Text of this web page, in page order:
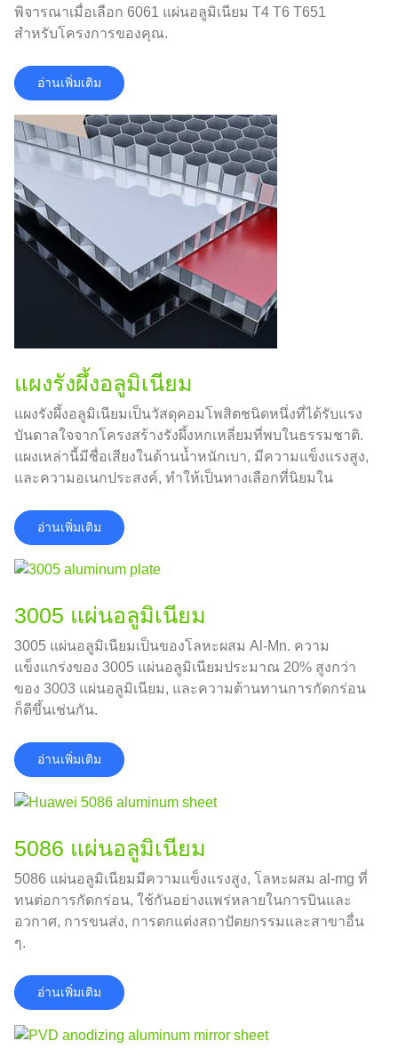
พิจารณาเมื่อเลือก 6061 แผ่นอลูมิเนียม T4 T6 T651
สำหรับโครงการของคุณ.
อ่านเพิ่มเติม
แผงรังผึ้งอลูมิเนียม
แผงรังผึ้งอลูมิเนียมเป็นวัสดุคอมโพสิตชนิดหนึ่งที่ได้รับแรง
บันดาลใจจากโครงสร้างรังผึ้งหกเหลี่ยมที่พบในธรรมชาติ.
แผงเหล่านี้มีชื่อเสียงในด้านน้ำหนักเบา, มีความแข็งแรงสูง,
และความอเนกประสงค์, ทำให้เป็นทางเลือกที่นิยมใน
อวกาศ.อ่านเพิ่มเติม
3005 แผ่นอลูมิเนียม
3005 แผ่นอลูมิเนียมเป็นของโลหะผสม Al-Mn. ความ
แข็งแกร่งของ 3005 แผ่นอลูมิเนียมประมาณ 20% สูงกว่า
ของ 3003 แผ่นอลูมิเนียม, และความต้านทานการกัดกร่อน
ก็ดีขึ้นเช่นกัน.
อ่านเพิ่มเติม
5086 แผ่นอลูมิเนียม
5086 แผ่นอลูมิเนียมมีความแข็งแรงสูง, โลหะผสม al-mg ที่
ทนต่อการกัดกร่อน, ใช้กันอย่างแพร่หลายในการบินและ
อวกาศ, การขนส่ง, การตกแต่งสถาปัตยกรรมและสาขาอื่น
ๆ.
อ่านเพิ่มเติม